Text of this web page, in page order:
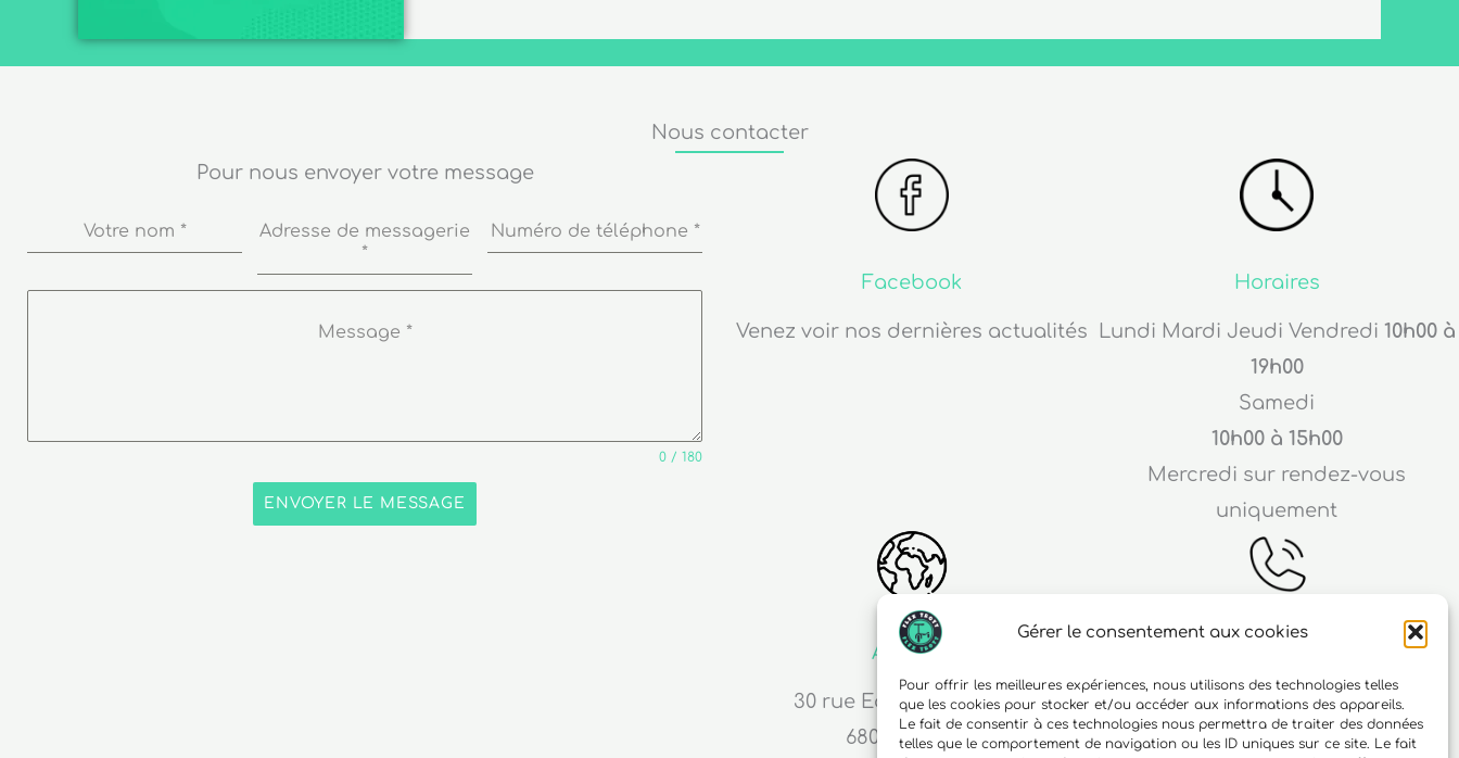
Gérer le consentement aux cookies
Pour offrir les meilleures expériences, nous utilisons des technologies telles
que les cookies pour stocker et/ou accéder aux informations des appareils.
Le fait de consentir à ces technologies nous permettra de traiter des données
telles que le comportement de navigation ou les ID uniques sur ce site. Le fait
Nous contacter
Pour nous envoyer votre message
Votre nom *
Adresse de messagerie
*
Numéro de téléphone *
Message *
0 / 180
ENVOYER LE MESSAGE
Facebook
Venez voir nos dernières actualités
Horaires
Lundi Mardi Jeudi Vendredi 10h00 à
19h00
Samedi
10h00 à 15h00
Mercredi sur rendez-vous
uniquement
Adresse
30 rue Edouard Richard
68000 Colmar
06 10 15 90 23